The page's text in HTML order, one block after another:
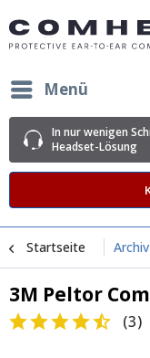
Menü
In nur wenigen
Headset-Lösung
Startseite Archiv
3M Peltor
(3)